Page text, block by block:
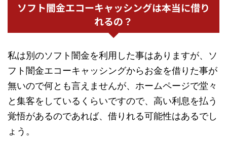
ソフト闇金エコーキャッシングは本当に借り
れるの？
私は別のソフト闇金を利用した事はありますが、ソ
フト闇金エコーキャッシングからお金を借りた事が
無いので何とも言えませんが、ホームページで堂々
と集客をしているくらいですので、高い利息を払う
覚悟があるのであれば、借りれる可能性はあるでし
ょう。